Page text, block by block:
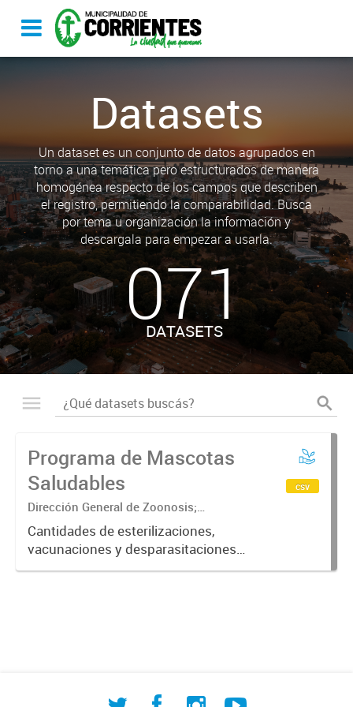
Datasets
Un dataset es un conjunto de datos agrupados en
torno a una temática pero estructurados de manera
homogénea respecto de los campos que describen
el registro, permitiendo la comparabilidad. Busca
por tema u organización la información y
descargala para empezar a usarla.
071
DATASETS
Programa de Mascotas
Saludables
Dirección General de Zoonosis;
Subsecretaría de Contralor ambiental;
Secretaría de Ambiente y Desarrollo
sustentable
Cantidades de esterilizaciones,
vacunaciones y desparasitaciones
realizadas a mascotas ordenadas
csv